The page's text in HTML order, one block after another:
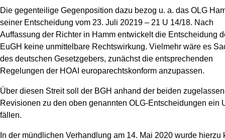
Die gegenteilige Gegenposition dazu bezog u. a. das OLG
seiner Entscheidung vom 23. Juli 20219 – 21 U 14/18. Nach
Auffassung der Richter in Hamm entwickelt die Entscheidung
EuGH keine unmittelbare Rechtswirkung. Vielmehr wäre es
des deutschen Gesetzgebers, zunächst die entsprechenden
Regelungen der HOAI europarechtskonform anzupassen.
Über diesen Streit soll der BGH anhand der beiden
Revisionen zu den oben genannten OLG-Entscheidungen ein
fällen.
In der mündlichen Verhandlung am 14. Mai 2020 wurde hierzu